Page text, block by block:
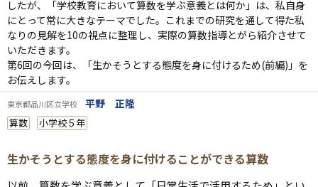
したが、「学校教育において算数を学ぶ意義とは何か」は、私自身
にとって常に大きなテーマでした。これまでの研究を通して得た私
なりの見解を10の視点に整理し、実際の算数指導とがら紹介させて
いただきます。
第6回の今回は、「生かそうとする態度を身に付けるため(前編)」を
お伝えします。
東京都品川区立学校 平野 正隆
算数 小学校５年
生かそうとする態度を身に付けることができる算数